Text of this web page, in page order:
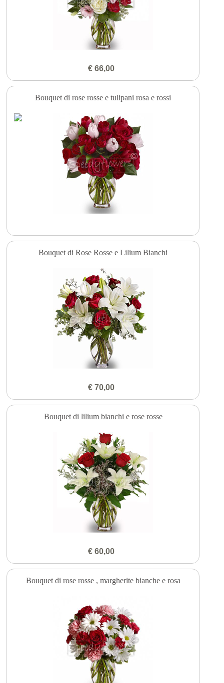
€ 66,00
Bouquet di rose rosse e tulipani rosa e rossi
Bouquet di Rose Rosse e Lilium Bianchi
€ 70,00
Bouquet di lilium bianchi e rose rosse
€ 60,00
Bouquet di rose rosse , margherite bianche e rosa